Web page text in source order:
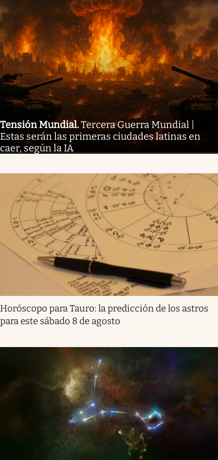
Tensión Mundial.Tercera Guerra Mundial |
Estas serán las primeras ciudades latinas en
caer, según la IA
Horóscopo para Tauro: la predicción de los astros
para este sábado 8 de agosto